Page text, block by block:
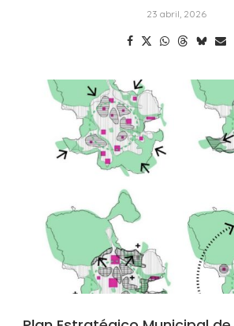
23 abril, 2026